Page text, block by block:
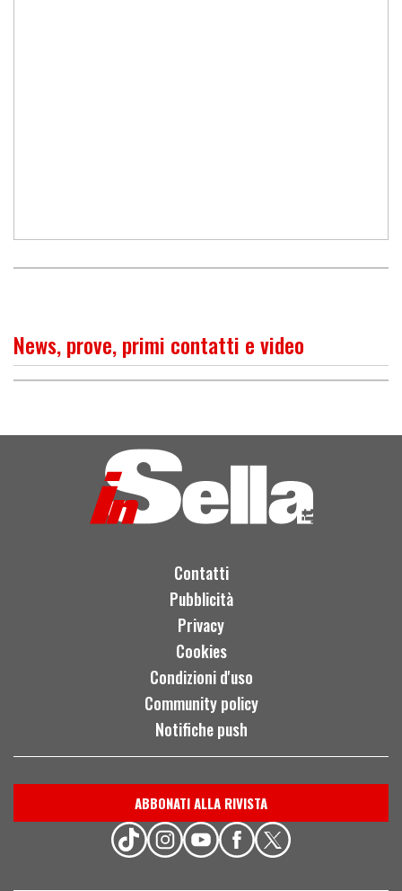
News, prove, primi contatti e video
per tutti
Contatti
Pubblicità
Privacy
Cookies
Condizioni d'uso
Community policy
Notifiche push
ABBONATI ALLA RIVISTA